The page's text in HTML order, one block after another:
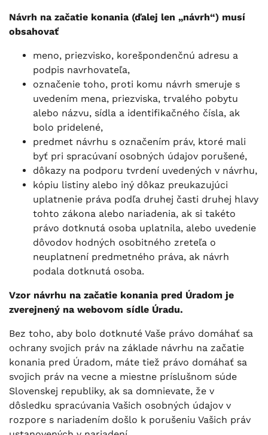
Návrh na začatie konania (ďalej len „návrh“) musí
obsahovať
meno, priezvisko, korešpondenčnú adresu a
podpis navrhovateľa,
označenie toho, proti komu návrh smeruje s
uvedením mena, priezviska, trvalého pobytu
alebo názvu, sídla a identifikačného čísla, ak
bolo pridelené,
predmet návrhu s označením práv, ktoré mali
byť pri spracúvaní osobných údajov porušené,
dôkazy na podporu tvrdení uvedených v návrhu,
kópiu listiny alebo iný dôkaz preukazujúci
uplatnenie práva podľa druhej časti druhej hlavy
tohto zákona alebo nariadenia, ak si takéto
právo dotknutá osoba uplatnila, alebo uvedenie
dôvodov hodných osobitného zreteľa o
neuplatnení predmetného práva, ak návrh
podala dotknutá osoba.
Vzor návrhu na začatie konania pred Úradom je
zverejnený na webovom sídle Úradu.
Bez toho, aby bolo dotknuté Vaše právo domáhať sa
ochrany svojich práv na základe návrhu na začatie
konania pred Úradom, máte tiež právo domáhať sa
svojich práv na vecne a miestne príslušnom súde
Slovenskej republiky, ak sa domnievate, že v
dôsledku spracúvania Vašich osobných údajov v
rozpore s nariadením došlo k porušeniu Vašich práv